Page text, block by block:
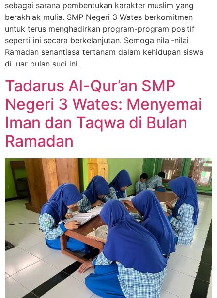
sebagai sarana pembentukan karakter muslim yang
berakhlak mulia. SMP Negeri 3 Wates berkomitmen
untuk terus menghadirkan program-program positif
seperti ini secara berkelanjutan. Semoga nilai-nilai
Ramadan senantiasa tertanam dalam kehidupan siswa
di luar bulan suci ini.
Tadarus Al-Qur’an SMP
Negeri 3 Wates: Menyemai
Iman dan Taqwa di Bulan
Ramadan